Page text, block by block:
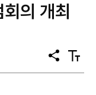
의 개최
공
유
텍
스